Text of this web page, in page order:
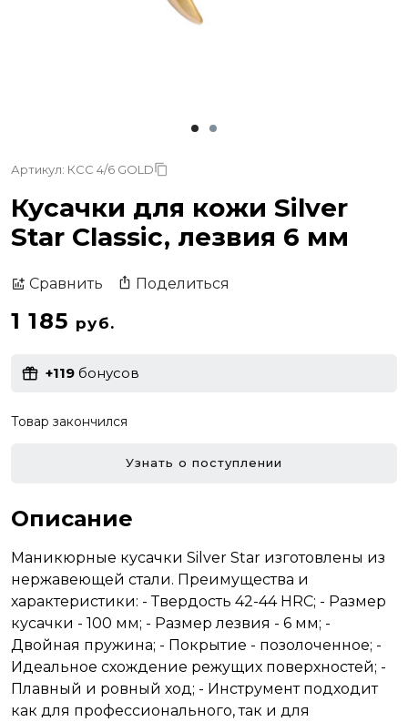
Артикул: КСС 4/6 GOLD
Кусачки для кожи Silver
Star Classic, лезвия 6 мм
Сравнить Поделиться
1 185 руб.
+119 бонусов
Товар закончился
Узнать о поступлении
Описание
Маникюрные кусачки Silver Star изготовлены из
нержавеющей стали. Преимущества и
характеристики: - Твердость 42-44 HRC; - Размер
кусачки - 100 мм; - Размер лезвия - 6 мм; -
Двойная пружина; - Покрытие - позолоченное; -
Идеальное схождение режущих поверхностей; -
Плавный и ровный ход; - Инструмент подходит
как для профессионального, так и для